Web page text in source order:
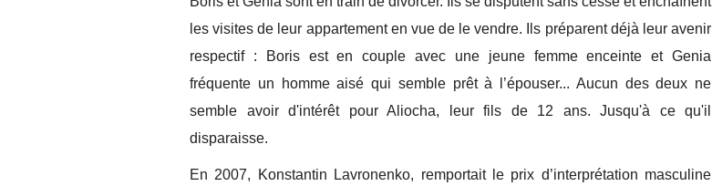
les visites de leur appartement en vue de le vendre. Ils préparent déjà leur avenir
respectif : Boris est en couple avec une jeune femme enceinte et Genia
fréquente un homme aisé qui semble prêt à l’épouser... Aucun des deux ne
semble avoir d'intérêt pour Aliocha, leur fils de 12 ans. Jusqu'à ce qu'il
disparaisse.
En 2007, Konstantin Lavronenko, remportait le prix d’interprétation masculine